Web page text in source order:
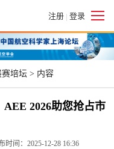
注册 | 登录
赛培坛 > 内容
2026助您抢占市
间：2025-12-28 16:36